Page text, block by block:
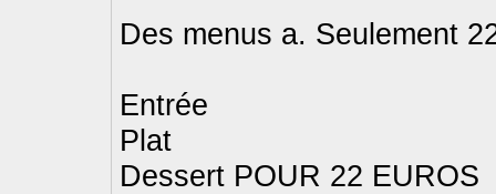
Des menus a. Seulement
Entrée
Plat
Dessert POUR 22 EUROS